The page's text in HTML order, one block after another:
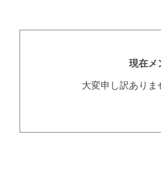
現在メ
大変申し訳あり